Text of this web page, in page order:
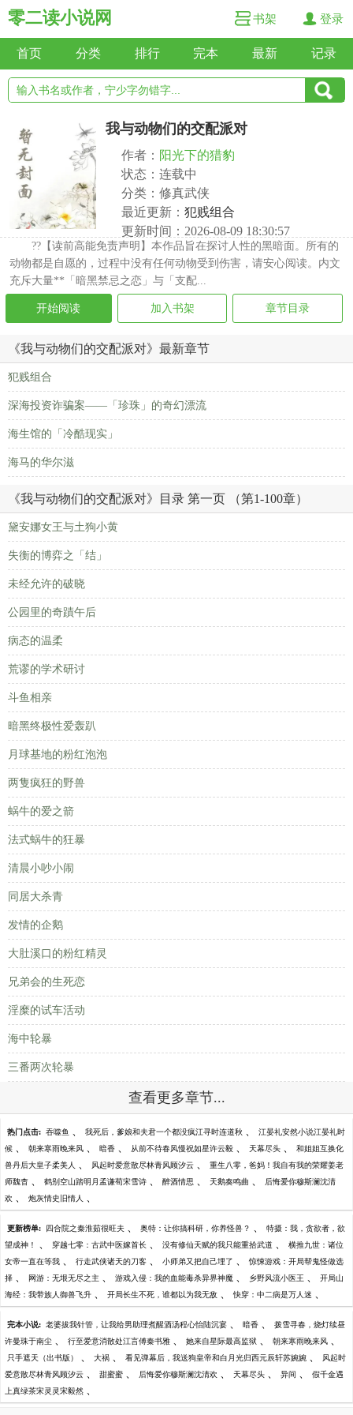
零二读小说网 书架 登录
首页 分类 排行 完本 最新 记录
我与动物们的交配派对
作者： 阳光下的猎豹
状态：连载中
分类：修真武侠
最近更新： 犯贱组合
更新时间：2026-08-09 18:30:57
??【读前高能免责声明】本作品旨在探讨人性的黑暗面。所有的
动物都是自愿的，过程中没有任何动物受到伤害，请安心阅读。内文
充斥大量**「暗黑禁忌之恋」与「支配...
开始阅读 加入书架 章节目录
《我与动物们的交配派对》最新章节
犯贱组合
深海投资诈骗案——「珍珠」的奇幻漂流
海生馆的「冷酷现实」
海马的华尔滋
《我与动物们的交配派对》目录 第一页 （第1-100章）
黛安娜女王与土狗小黄
失衡的博弈之「结」
未经允许的破晓
公园里的奇蹟午后
病态的温柔
荒谬的学术研讨
斗鱼相亲
暗黑终极性爱轰趴
月球基地的粉红泡泡
两隻疯狂的野兽
蜗牛的爱之箭
法式蜗牛的狂暴
清晨小吵小闹
同居大杀青
发情的企鹅
大肚溪口的粉红精灵
兄弟会的生死恋
淫糜的试车活动
海中轮暴
三番两次轮暴
查看更多章节...
热门点击: 吞噬鱼 、 我死后，爹娘和夫君一个都没疯江寻时连道秋 、 江晏礼安然小说江晏礼时
候 、 朝来寒雨晚来风 、 暗香 、 从前不待春风慢祝如星许云毅 、 天幕尽头 、 和姐姐互换化
兽丹后大皇子柔美人 、 风起时爱意散尽林青风顾汐云 、 重生八零，爸妈！我自有我的荣耀姜老
师魏杳 、 鹤别空山踏明月孟谦荀宋雪诗 、 醉酒情思 、 天鹅奏鸣曲 、 后悔爱你穆斯澜沈清
欢 、 炮灰情史旧情人 、
更新榜单: 四合院之秦淮茹很旺夫 、 奥特：让你搞科研，你养怪兽？ 、 特摄：我，贪欲者，欲
望成神！ 、 穿越七零：古武中医嫁首长 、 没有修仙天赋的我只能重拾武道 、 横推九世：诸位
女帝一直在等我 、 行走武侠诸天的刀客 、 小师弟又把自己埋了 、 惊悚游戏：开局帮鬼怪做选
择 、 网游：无垠无尽之主 、 游戏入侵：我的血能毒杀异界神魔 、 乡野风流小医王 、 开局山
海经：我带族人御兽飞升 、 开局长生不死，谁都以为我无敌 、 快穿：中二病是万人迷 、
完本小说: 老婆拔我针管，让我给男助理煮醒酒汤程心怡陆沉宴 、 暗香 、 拨雪寻春，烧灯续昼
许曼珠于南尘 、 行至爱意消散处江言傅秦书雅 、 她来自星际最高监狱 、 朝来寒雨晚来风 、
只手遮天（出书版） 、 大祸 、 看见弹幕后，我送狗皇帝和白月光归西元辰轩苏婉婉 、 风起时
爱意散尽林青风顾汐云 、 甜蜜蜜 、 后悔爱你穆斯澜沈清欢 、 天幕尽头 、 异间 、 假千金遇
上真绿茶宋灵灵宋毅然 、